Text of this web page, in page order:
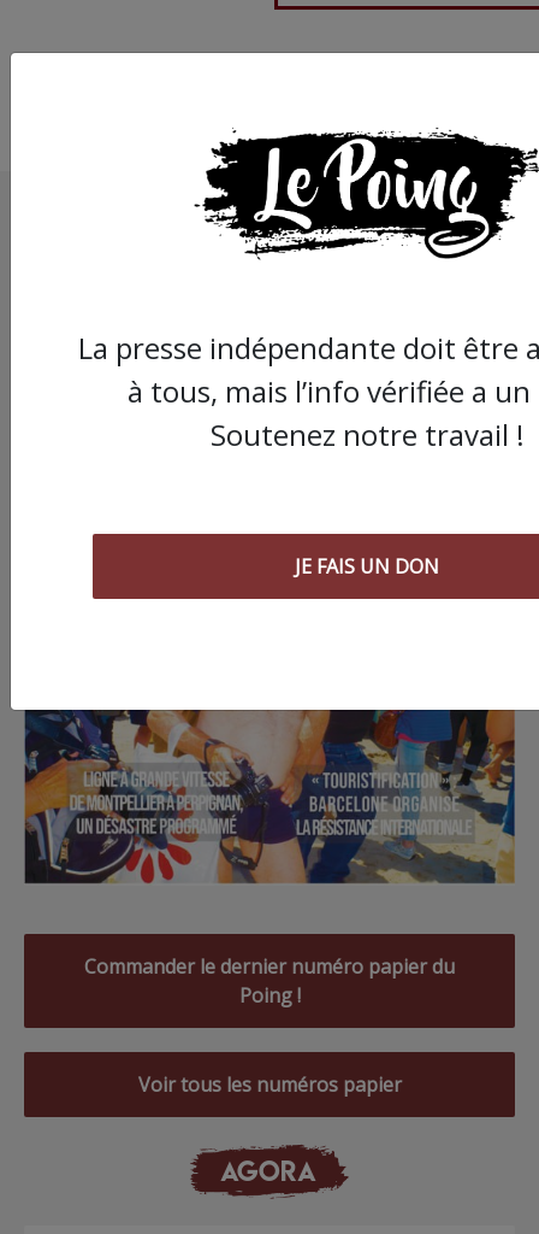
Commander le dernier numéro papier du
Poing !
Voir tous les numéros papier
AGORA
La presse indépendante doit être
à tous, mais l’info vérifiée a
Soutenez notre travail !
JE FAIS UN DON